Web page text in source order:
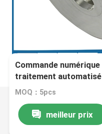
Commande
traitement
d'axe
MOQ：5pcs
meilleur prix